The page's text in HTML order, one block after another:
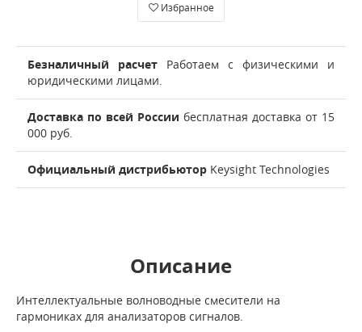
Избранное
Безналичный расчет Работаем с физическими и
юридическими лицами.
Доставка по всей России бесплатная доставка от 15
000 руб.
Официальный дистрибьютор Keysight Technologies
Описание
Интеллектуальные волноводные смесители на
гармониках для анализаторов сигналов.